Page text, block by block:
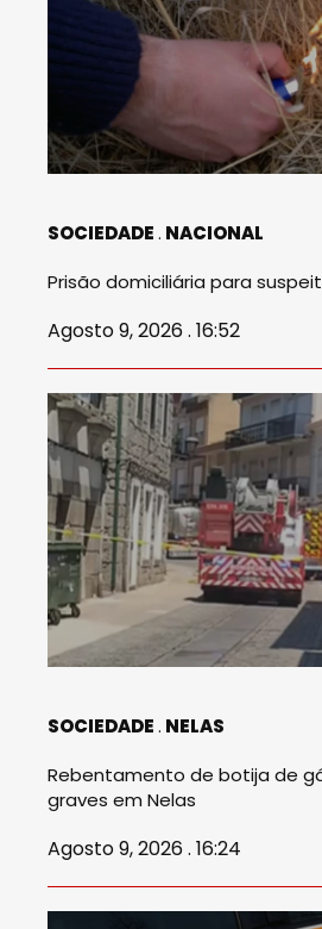
SOCIEDADE NACIONAL
Prisão domiciliária para
Agosto 9, 2026 . 16:52
SOCIEDADE NELAS
Rebentamento de botija de
graves em Nelas
Agosto 9, 2026 . 16:24